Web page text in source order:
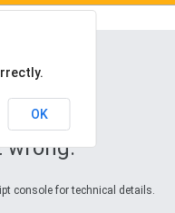
prawo
wrong.
console for technical details.
OK